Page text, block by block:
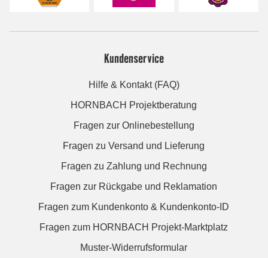
Kundenservice
Hilfe & Kontakt (FAQ)
HORNBACH Projektberatung
Fragen zur Onlinebestellung
Fragen zu Versand und Lieferung
Fragen zu Zahlung und Rechnung
Fragen zur Rückgabe und Reklamation
Fragen zum Kundenkonto & Kundenkonto-ID
Fragen zum HORNBACH Projekt-Marktplatz
Muster-Widerrufsformular